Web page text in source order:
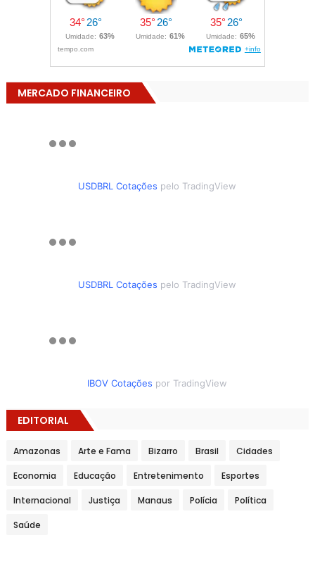
MERCADO FINANCEIRO
USDBRL Cotações pelo TradingView
USDBRL Cotações pelo TradingView
IBOV Cotações por TradingView
EDITORIAL
Amazonas Arte e Fama Bizarro Brasil Cidades
Economia Educação Entretenimento Esportes
Internacional Justiça Manaus Polícia Política
Saúde